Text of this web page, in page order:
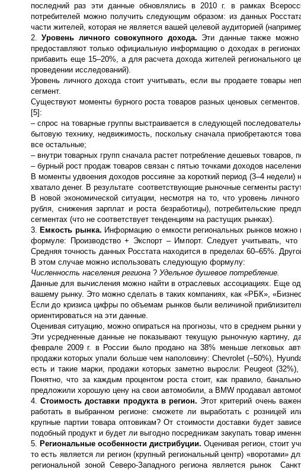
последний раз эти данные обновлялись в 2010 г. в рамках
потребителей можно получить следующим образом: из данных
части жителей, которая не является вашей целевой аудиторией
2.Уровень личного совокупного дохода. Эти данные также можно
предоставляют только официальную информацию о доходах в
прибавить еще 15–20%, а для расчета дохода жителей регионального
проведении исследований).
Уровень личного дохода стоит учитывать, если вы продаете товары
сегмент.
Существуют моменты бурного роста товаров разных ценовых
[5]:
– спрос на товарные группы выстраивается в следующей
бытовую технику, недвижимость, поскольку сначала приобретаются
все остальные;
– внутри товарных групп сначала растет потребление дешевых товаров,
– бурный рост продаж товаров связан с пятью точками доходов
В моменты удвоения доходов россияне за короткий период (3–4
хватало денег. В результате соответствующие рыночные сегменты
В новой экономической ситуации, несмотря на то, что уровень
рубля, снижения зарплат и роста безработицы), потребительские
сегментах (что не соответствует тенденциям на растущих рынках).
3.Емкость рынка. Информацию о емкости региональных рынков можно
формуле: Производство + Экспорт – Импорт. Следует учитывать,
Средняя точность данных Росстата находится в пределах 60–65%.
В этом случае можно использовать следующую формулу:
Численность населения региона ? Удельное душевое потребление.
Данные для вычисления можно найти в отраслевых ассоциациях. Еще
вашему рынку. Это можно сделать в таких компаниях, как «РБК»,
Если до кризиса цифры по объемам рынков были величиной
ориентироваться на эти данные.
Оценивая ситуацию, можно опираться на прогнозы, что в среднем рынки
Эти усредненные данные не показывают текущую рыночную картину,
феврале 2009 г. в России было продано на 38% меньше легковых
продажи которых упали больше чем наполовину: Chevrolet (–50%),
есть и такие марки, продажи которых заметно выросли: Peugeot
Понятно, что за каждым процентом роста стоит, как правило,
предложили хорошую цену на свои автомобили, а BMW продавал
4.Стоимость доставки продукта в регион. Этот критерий очень
работать в выбранном регионе: сможете ли выработать с розницей
крупные партии товара оптовикам? От стоимости доставки будет
подобный продукт и будет ли выгодно посредникам закупать товар
5. Региональные особенности дистрибуции. Оценивая регион, стоит
то есть является ли регион (крупный региональный центр) «воротами»
региональной зоной Северо-Западного региона является рынок